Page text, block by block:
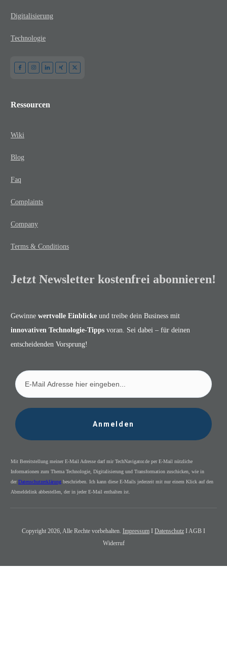
Digitalisierung
Technologie
Ressourcen
Wiki
Blog
Faq
Complaints
Company
Terms & Conditions
Jetzt Newsletter kostenfrei abonnieren!
Gewinne wertvolle Einblicke und treibe dein Business mit
innovativen Technologie-Tipps voran. Sei dabei – für deinen
entscheidenden Vorsprung!
Anmelden
Mit Bereitstellung meiner E-Mail Adresse darf mir TechNavigator.de per E-Mail nützliche
Informationen zum Thema Technologie, Digitalisierung und Transformation zuschicken, wie in
derDatenschutzerklärung beschrieben. Ich kann diese E-Mails jederzeit mit nur einem Klick auf den
Abmeldelink abbestellen, der in jeder E-Mail enthalten ist.
Copyright 2026, Alle Rechte vorbehalten. Impressum I Datenschutz I AGB I
Widerruf